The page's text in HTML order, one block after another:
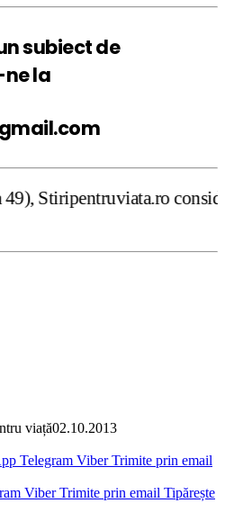
subiect de
la
consideră că
viață02.10.2013
Telegram Viber Trimite prin email
Viber Trimite prin email Tipărește